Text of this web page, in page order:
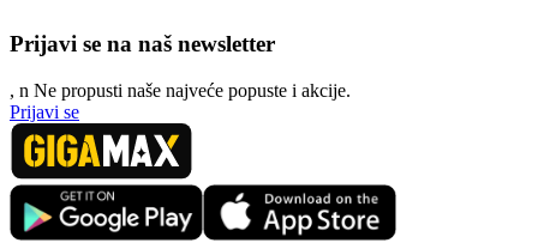
Prijavi se na naš newsletter
, n Ne propusti naše najveće popuste i akcije.
Prijavi se